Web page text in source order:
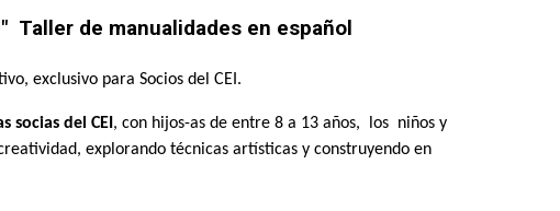
Taller de manualidades en español
exclusivo para Socios del CEI.
socias del CEI , con hijos-as de entre 8 a 13 años, los niños y
explorando técnicas artísticas y construyendo en